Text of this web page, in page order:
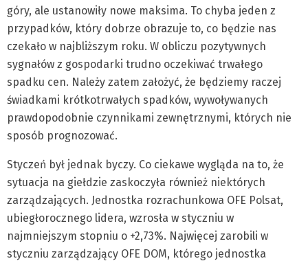
góry, ale ustanowiły nowe maksima. To chyba jeden z
przypadków, który dobrze obrazuje to, co będzie nas
czekało w najbliższym roku. W obliczu pozytywnych
sygnałów z gospodarki trudno oczekiwać trwałego
spadku cen. Należy zatem założyć, że będziemy raczej
świadkami krótkotrwałych spadków, wywoływanych
prawdopodobnie czynnikami zewnętrznymi, których nie
sposób prognozować.
Styczeń był jednak byczy. Co ciekawe wygląda na to, że
sytuacja na giełdzie zaskoczyła również niektórych
zarządzających. Jednostka rozrachunkowa OFE Polsat,
ubiegłorocznego lidera, wzrosła w styczniu w
najmniejszym stopniu o +2,73%. Najwięcej zarobili w
styczniu zarządzający OFE DOM, którego jednostka